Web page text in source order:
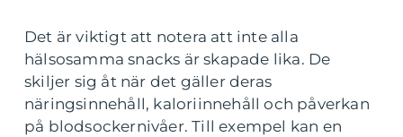
Det är viktigt att notera att inte alla
hälsosamma snacks är skapade lika. De
skiljer sig åt när det gäller deras
näringsinnehåll, kaloriinnehåll och påverkan
på blodsockernivåer. Till exempel kan en